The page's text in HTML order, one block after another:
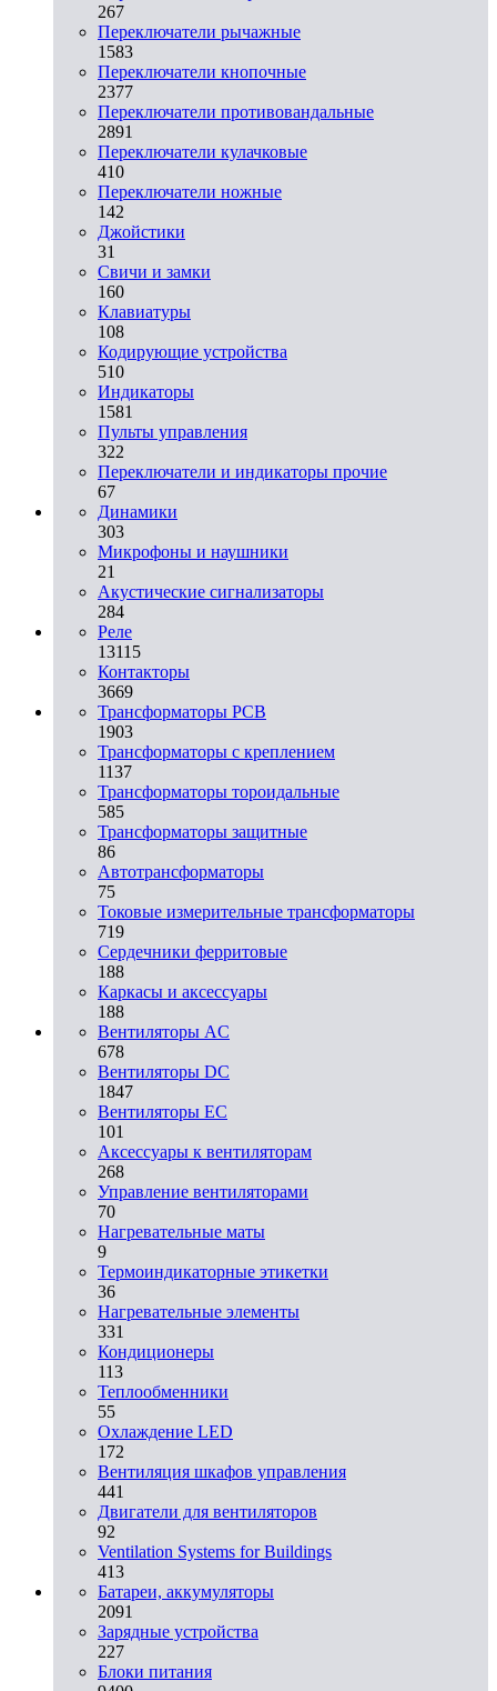
267
Переключатели рычажные
1583
Переключатели кнопочные
2377
Переключатели противовандальные
2891
Переключатели кулачковые
410
Переключатели ножные
142
Джойстики
31
Свичи и замки
160
Клавиатуры
108
Кодирующие устройства
510
Индикаторы
1581
Пульты управления
322
Переключатели и индикаторы прочие
67
Динамики
303
Микрофоны и наушники
21
Акустические сигнализаторы
284
Реле
13115
Контакторы
3669
Трансформаторы PCB
1903
Трансформаторы с креплением
1137
Трансформаторы тороидальные
585
Трансформаторы защитные
86
Автотрансформаторы
75
Токовые измерительные трансформаторы
719
Сердечники ферритовые
188
Каркасы и аксессуары
188
Вентиляторы AC
678
Вентиляторы DC
1847
Вентиляторы EC
101
Аксессуары к вентиляторам
268
Управление вентиляторами
70
Нагревательные маты
9
Термоиндикаторные этикетки
36
Нагревательные элементы
331
Кондиционеры
113
Теплообменники
55
Охлаждение LED
172
Вентиляция шкафов управления
441
Двигатели для вентиляторов
92
Ventilation Systems for Buildings
413
Батареи, аккумуляторы
2091
Зарядные устройства
227
Блоки питания